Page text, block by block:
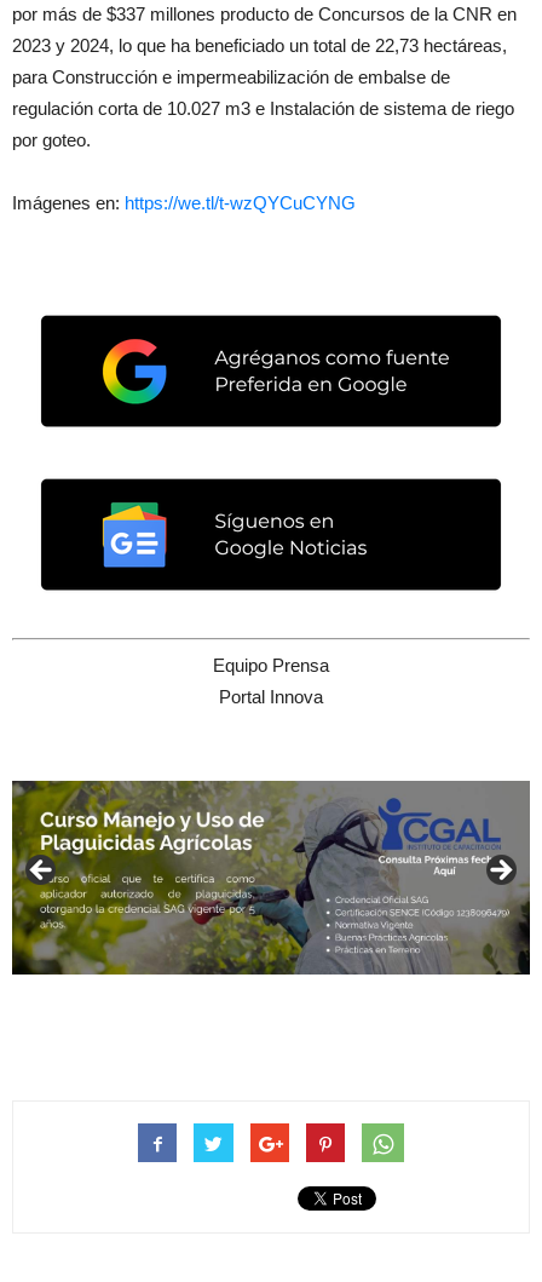
por más de $337 millones producto de Concursos de la CNR en
2023 y 2024, lo que ha beneficiado un total de 22,73 hectáreas,
para Construcción e impermeabilización de embalse de
regulación corta de 10.027 m3 e Instalación de sistema de riego
por goteo.
Imágenes en: https://we.tl/t-wzQYCuCYNG
Equipo Prensa
Portal Innova